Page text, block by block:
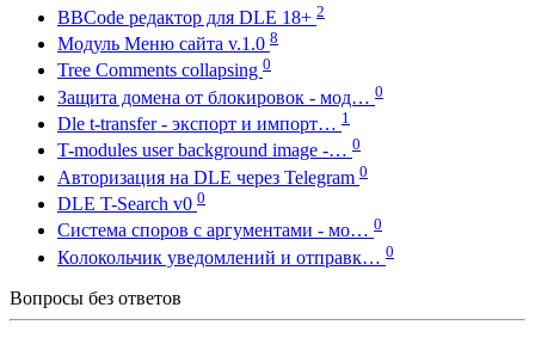
BBCode редактор для DLE 18+ 2
Модуль Меню сайта v.1.0 8
Tree Comments collapsing 0
Защита домена от блокировок - мод… 0
Dle t-transfer - экспорт и импорт… 1
T-modules user background image -… 0
Авторизация на DLE через Telegram 0
DLE T-Search v0 0
Система споров с аргументами - мо… 0
Колокольчик уведомлений и отправк… 0
Вопросы без ответов